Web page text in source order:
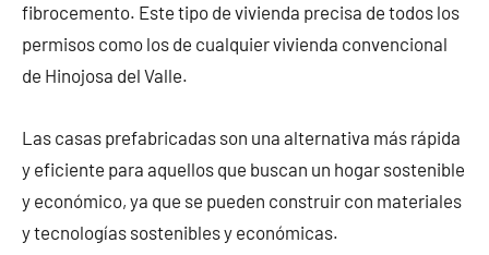
fibrocemento. Este tipo de vivienda precisa de todos los
permisos como los de cualquier vivienda convencional
de Hinojosa del Valle.
Las casas prefabricadas son una alternativa más rápida
y eficiente para aquellos que buscan un hogar sostenible
y económico, ya que se pueden construir con materiales
y tecnologías sostenibles y económicas.